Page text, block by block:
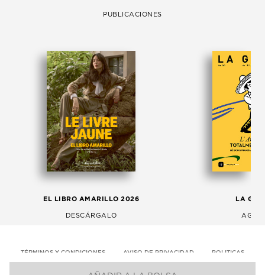
PUBLICACIONES
EL LIBRO AMARILLO 2026
DESCÁRGALO
LA
TÉRMINOS Y CONDICIONES AVISO DE PRIVACIDAD POLITICAS